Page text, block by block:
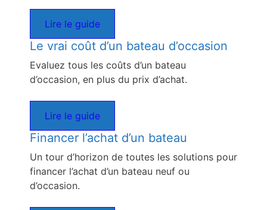
Lire le guide
Le vrai coût d’un bateau d’occasion
Evaluez tous les coûts d’un bateau
d’occasion, en plus du prix d’achat.
Lire le guide
Financer l’achat d’un bateau
Un tour d’horizon de toutes les solutions pour
financer l’achat d’un bateau neuf ou
d’occasion.